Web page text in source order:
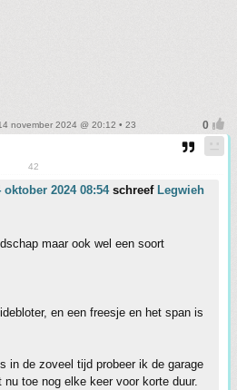
november 2024 @ 20:12 • 23
42
2024 08:54schreef Legwieh
maar ook wel een soort
en een freesje en het span is
in de zoveel tijd probeer ik de garage
toe nog elke keer voor korte duur.